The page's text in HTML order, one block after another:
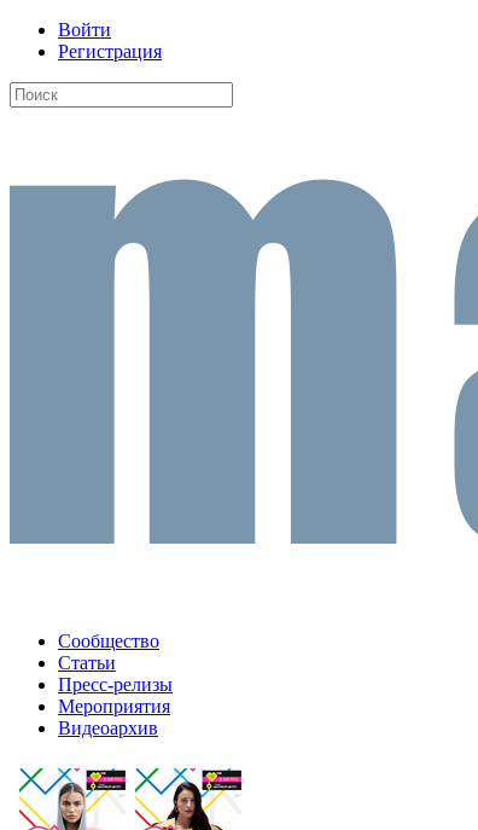
Войти
Регистрация
Сообщество
Статьи
Пресс-релизы
Мероприятия
Видеоархив